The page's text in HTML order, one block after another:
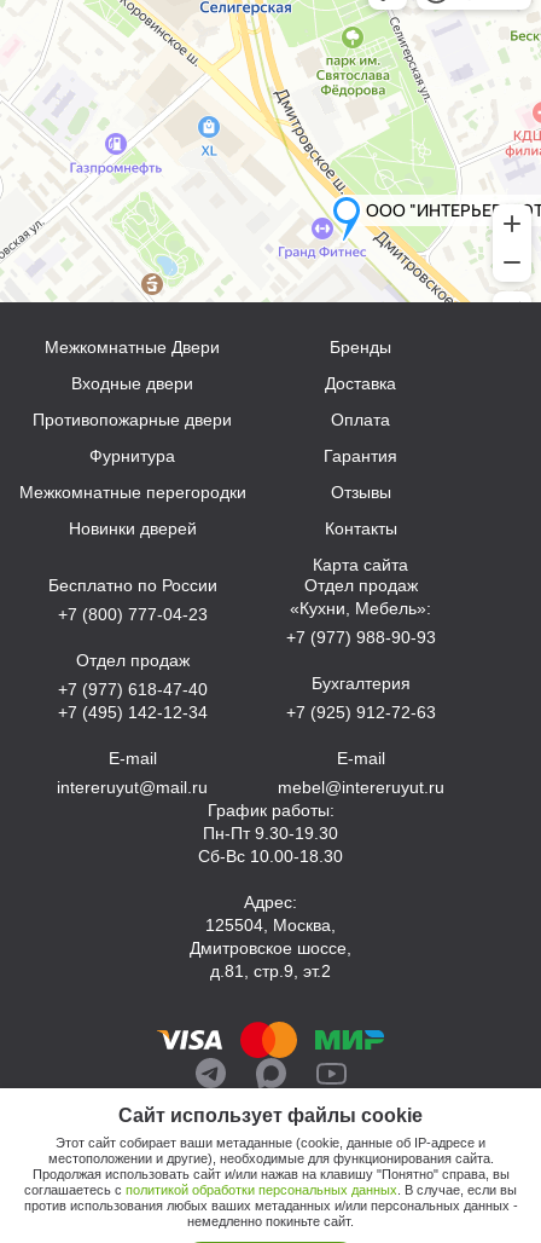
Сайт использует файлы cookie
Этот сайт собирает ваши метаданные (cookie, данные об IP-адресе и
местоположении и другие), необходимые для функционирования сайта.
Продолжая использовать сайт и/или нажав на клавишу "Понятно" справа, вы
соглашаетесь с политикой обработки персональных данных . В случае, если вы
против использования любых ваших метаданных и/или персональных данных -
немедленно покиньте сайт.
Межкомнатные Двери
Входные двери
Противопожарные двери
Фурнитура
Межкомнатные перегородки
Новинки дверей
Бренды
Доставка
Оплата
Гарантия
Отзывы
Контакты
Карта сайта
Бесплатно по России
+7 (800) 777-04-23
Отдел продаж
+7 (977) 618-47-40
+7 (495) 142-12-34
E-mail
intereruyut@mail.ru
Отдел продаж
«Кухни, Мебель»:
+7 (977) 988-90-93
Бухгалтерия
+7 (925) 912-72-63
E-mail
mebel@intereruyut.ru
График работы:
Пн-Пт 9.30-19.30
Сб-Вс 10.00-18.30
Адрес:
125504, Москва,
Дмитровское шоссе,
д.81, стр.9, эт.2
© 2026, Компания «Интерьер Уют»
Политика обработки персональных данных